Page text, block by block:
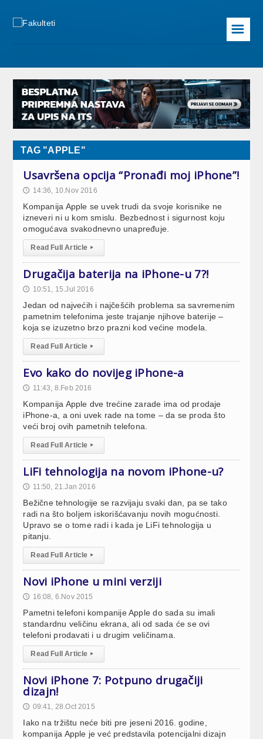
☰
TAG "APPLE"
Usavršena opcija “Pronađi moj iPhone”!
🕔 14:36, 10.Nov 2016
Kompanija Apple se uvek trudi da svoje korisnike ne
izneveri ni u kom smislu. Bezbednost i sigurnost koju
omogućava svakodnevno unapređuje.
Read Full Article ▸
Drugačija baterija na iPhone-u 7?!
🕔 10:51, 15.Jul 2016
Jedan od najvećih i najčešćih problema sa savremenim
pametnim telefonima jeste trajanje njihove baterije –
koja se izuzetno brzo prazni kod većine modela.
Read Full Article ▸
Evo kako do novijeg iPhone-a
🕔 11:43, 8.Feb 2016
Kompanija Apple dve trećine zarade ima od prodaje
iPhone-a, a oni uvek rade na tome – da se proda što
veći broj ovih pametnih telefona.
Read Full Article ▸
LiFi tehnologija na novom iPhone-u?
🕔 11:50, 21.Jan 2016
Bežične tehnologije se razvijaju svaki dan, pa se tako
radi na što boljem iskorišćavanju novih mogućnosti.
Upravo se o tome radi i kada je LiFi tehnologija u
pitanju.
Read Full Article ▸
Novi iPhone u mini verziji
🕔 16:08, 6.Nov 2015
Pametni telefoni kompanije Apple do sada su imali
standardnu veličinu ekrana, ali od sada će se ovi
telefoni prodavati i u drugim veličinama.
Read Full Article ▸
Novi iPhone 7: Potpuno drugačiji
dizajn!
🕔 09:41, 28.Oct 2015
Iako na tržištu neće biti pre jeseni 2016. godine,
kompanija Apple je već predstavila potencijalni dizajn